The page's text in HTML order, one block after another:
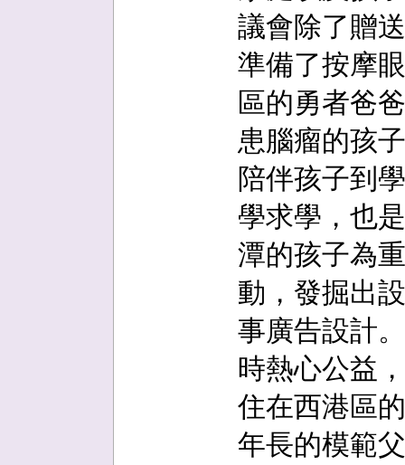
議會除了贈
準備了按摩
區的勇者爸
患腦瘤的孩
陪伴孩子到
學求學，也
潭的孩子為
動，發掘出
事廣告設計
時熱心公益
住在西港區
年長的模範